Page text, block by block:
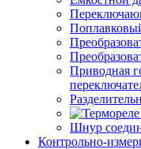
Приводная
Шнур
Контрольно-